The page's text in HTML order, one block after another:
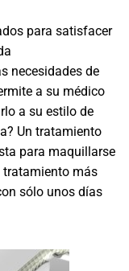
para satisfacer
necesidades de
a su médico
a su estilo de
Un tratamiento
para maquillarse
tratamiento más
sólo unos días